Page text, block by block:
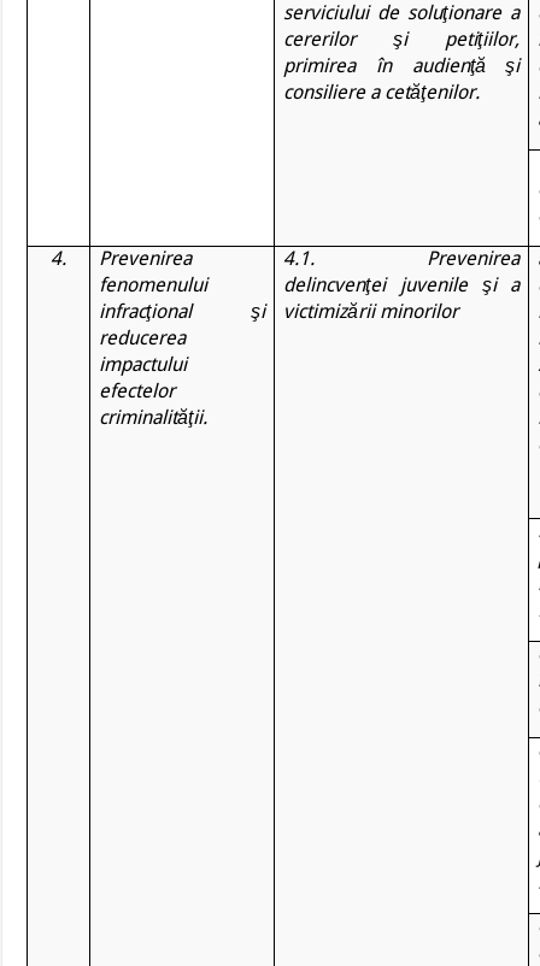
serviciului de soluţionare a
cererilor şi petiţiilor,
primirea în audienţă şi
consiliere a cetăţenilor.
4.
Prevenirea
fenomenului
infracţional şi
reducerea
impactului
efectelor
criminalităţii.
4.1. Prevenirea
delincvenţei juvenile şi a
victimizării minorilor